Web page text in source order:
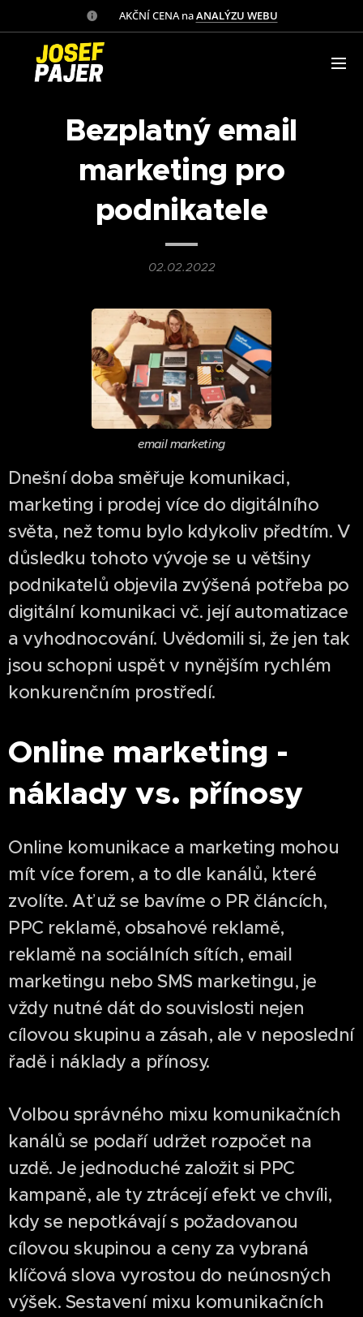
✅ AKČNÍ CENA naANALÝZU WEBU
Bezplatný email
marketing pro
podnikatele
02.02.2022
email marketing
Dnešní doba směřuje komunikaci,
marketing i prodej více do digitálního
světa, než tomu bylo kdykoliv předtím. V
důsledku tohoto vývoje se u většiny
podnikatelů objevila zvýšená potřeba po
digitální komunikaci vč. její automatizace
a vyhodnocování. Uvědomili si, že jen tak
jsou schopni uspět v nynějším rychlém
konkurenčním prostředí.
Online marketing -
náklady vs. přínosy
Online komunikace a marketing mohou
mít více forem, a to dle kanálů, které
zvolíte. Ať už se bavíme o PR článcích,
PPC reklamě, obsahové reklamě,
reklamě na sociálních sítích, email
marketingu nebo SMS marketingu, je
vždy nutné dát do souvislosti nejen
cílovou skupinu a zásah, ale v neposlední
řadě i náklady a přínosy.
Volbou správného mixu komunikačních
kanálů se podaří udržet rozpočet na
uzdě. Je jednoduché založit si PPC
kampaně, ale ty ztrácejí efekt ve chvíli,
kdy se nepotkávají s požadovanou
cílovou skupinou a ceny za vybraná
klíčová slova vyrostou do neúnosných
výšek. Sestavení mixu komunikačních